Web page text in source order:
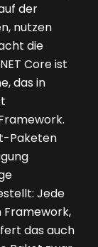
der
nutzen
die
Core ist
das in
Paketen
Jede
Framework,
das auch